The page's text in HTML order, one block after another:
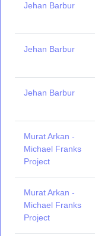
Jehan Barbur
Jehan Barbur
Jehan Barbur
Murat Arkan -
Michael Franks
Project
Murat Arkan -
Michael Franks
Project